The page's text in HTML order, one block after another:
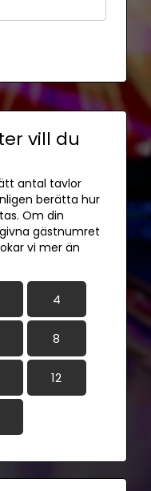
vill du
antal tavlor
berätta hur
Om din
gästnumret
vi mer än
4
8
12